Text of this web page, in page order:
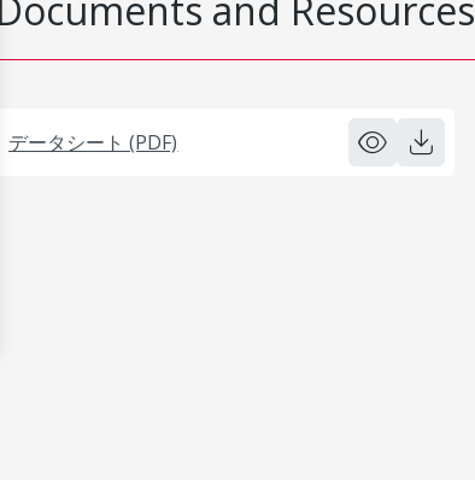
Documents and Resources
データシート (PDF)